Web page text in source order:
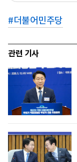
#더불어민주당
관련 기사